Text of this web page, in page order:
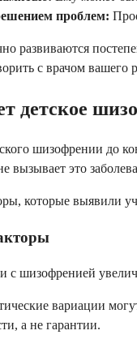
проблем:
развиваются
с врачом вашего
детское
шизофрении до
вызывает это
которые выявили
с шизофренией
вариации
а не гарантии.